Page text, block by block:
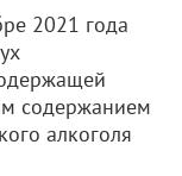
2021 года
содержанием
алкоголя